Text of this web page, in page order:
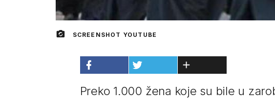
SCREENSHOT YOUTUBE
Preko 1.000 žena koje su bile u